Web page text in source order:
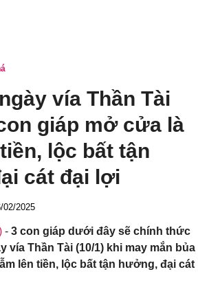
vía Thần Tài
giáp mở cửa là
lộc bất tận
cát đại lợi
02/2025
- 3 con giáp dưới đây sẽ chính thức
vía Thần Tài (10/1) khi may mắn bủa
lên tiền, lộc bất tận hưởng, đại cát